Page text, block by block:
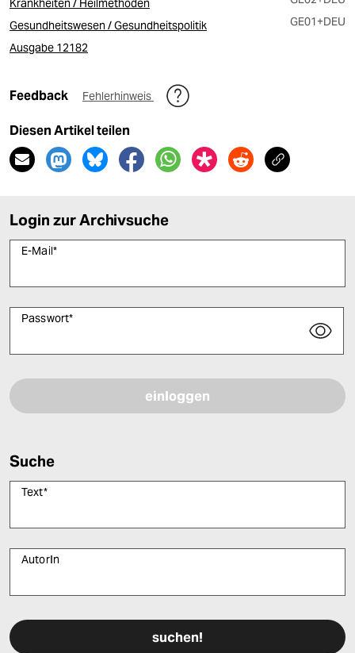
Krankheiten / Heilmethoden
Gesundheitswesen / Gesundheitspolitik
GE01+DEU
Ausgabe 12182
Feedback Fehlerhinweis
Diesen Artikel teilen
Login zur Archivsuche
E-Mail*
Passwort*
Suche
Text*
AutorIn